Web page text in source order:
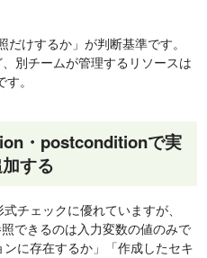
けするか」が判断基準です。
別チームが管理するリソースは
。
・postconditionで実
する
チェックに優れていますが、
できるのは入力変数の値のみで
に存在するか」「作成したセキ